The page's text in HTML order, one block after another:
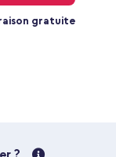
gratuite